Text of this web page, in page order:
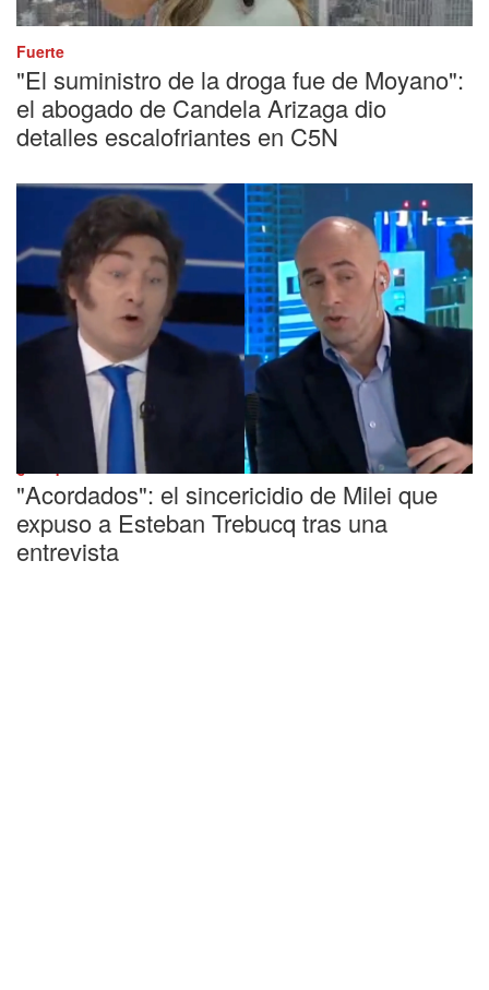
Fuerte
"El suministro de la droga fue de Moyano":
el abogado de Candela Arizaga dio
detalles escalofriantes en C5N
¿Lo quemó?
"Acordados": el sincericidio de Milei que
expuso a Esteban Trebucq tras una
entrevista